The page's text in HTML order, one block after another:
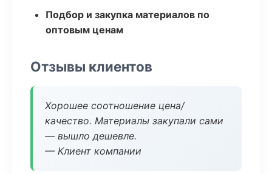
Подбор и закупка материалов по
оптовым ценам
Отзывы клиентов
Хорошее соотношение цена/
качество. Материалы закупали сами
— вышло дешевле.
— Клиент компании